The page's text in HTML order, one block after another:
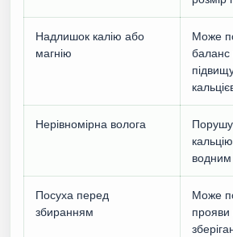
Надлишок калію або
магнію
Може
баланс
Нерівномірна волога
Посуха перед
збиранням
Може
прояви